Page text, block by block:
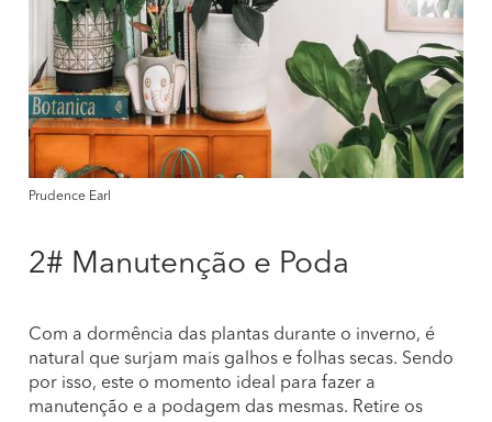
Prudence Earl
2# Manutenção e Poda
Com a dormência das plantas durante o inverno, é
natural que surjam mais galhos e folhas secas. Sendo
por isso, este o momento ideal para fazer a
manutenção e a podagem das mesmas. Retire os